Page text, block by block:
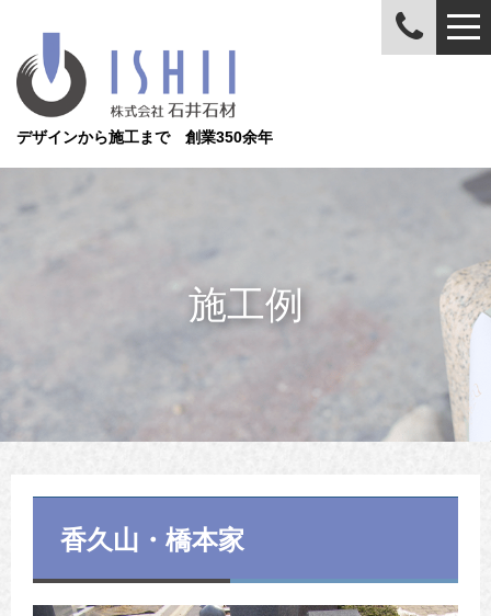
デザインから施工まで 創業350余年
施工例
香久山・橋本家